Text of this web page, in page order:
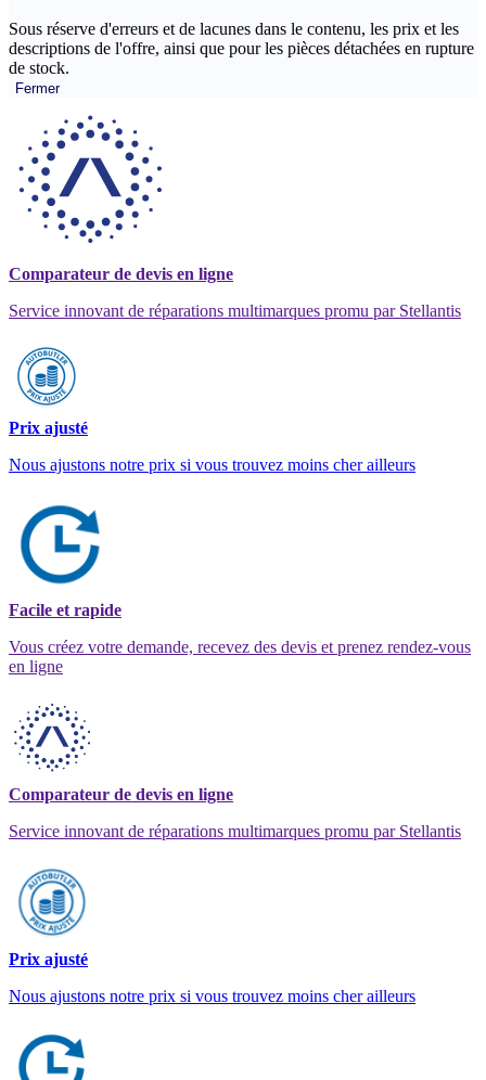
Sous réserve d'erreurs et de lacunes dans le contenu, les prix et les
descriptions de l'offre, ainsi que pour les pièces détachées en rupture
de stock.
Fermer
Comparateur de devis en ligne
Service innovant de réparations multimarques promu par Stellantis
Prix ajusté
Nous ajustons notre prix si vous trouvez moins cher ailleurs
Facile et rapide
Vous créez votre demande, recevez des devis et prenez rendez-vous
en ligne
Comparateur de devis en ligne
Service innovant de réparations multimarques promu par Stellantis
Prix ajusté
Nous ajustons notre prix si vous trouvez moins cher ailleurs